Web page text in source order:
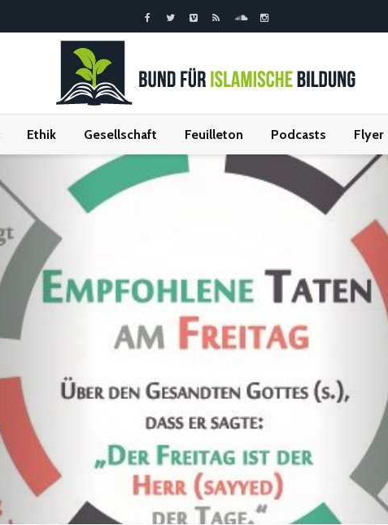
Ethik Gesellschaft Feuilleton Podcasts Flyer